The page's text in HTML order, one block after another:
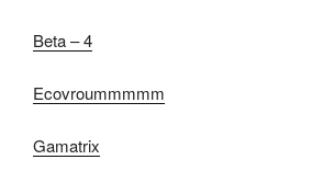
Beta – 4
Ecovroummmmm
Gamatrix